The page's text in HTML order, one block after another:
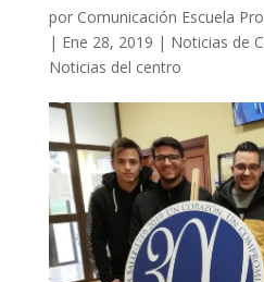
por Comunicación Escuela
| Ene 28, 2019 | Noticias de
Noticias del centro